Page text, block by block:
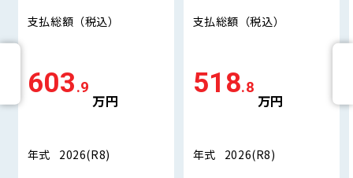
支払総額 （税込）
603.9
万円
年式 2026(R8)
支払総額 （税込）
518.8
万円
年式 2026(R8)